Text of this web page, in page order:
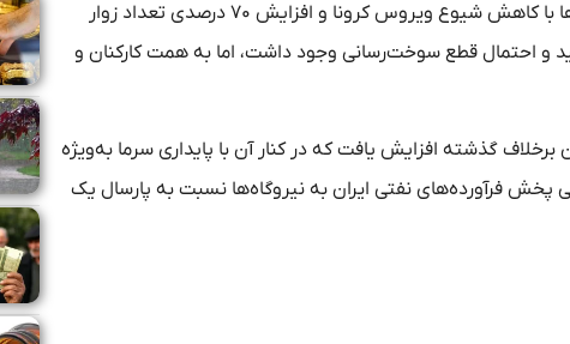
ذخیره‌سازی فرآورده‌های نفتی امسال کمترین مقدار بود و با افزایش مسافرت‌ها با کاهش شیوع ویروس کرونا و افزایش ۷۰ درصدی تعداد زوار
و احتمال قطع سوخت‌رسانی وجود داشت، اما به همت کارکنان و
گذشته افزایش یافت که در کنار آن با پایداری سرما به‌ویژه
فرآورده‌های نفتی ایران به نیروگاه‌ها نسبت به پارسال یک